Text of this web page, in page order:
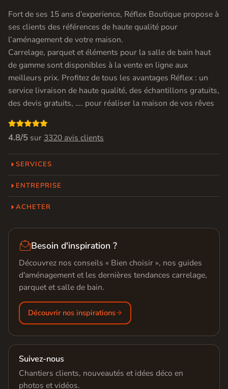
Fort de ses 15 ans d’experience, Réflex Boutique propose à
ses clients des références de haute qualité pour
l’aménagement de votre maison.
Carrelage, parquet et éléments pour la salle de bain haut
de gamme sont disponibles à la vente en ligne aux
meilleurs prix. Profitez de tous les avantages Réflex : un
service livraison de haute qualité, des échantillons gratuits,
des devis gratuits, …. pour réaliser la maison de vos rêves

4.8/5 sur 3320 avis clients
SERVICES
ENTREPRISE
ACHETER
Besoin d'inspiration ?
Découvrez nos conseils « Bien choisir », nos guides
d'aménagement et les dernières tendances carrelage,
parquet et salle de bain.
Découvrir nos inspirations
Suivez-nous
Chantiers clients, nouveautés et idées déco en
photos et vidéos.